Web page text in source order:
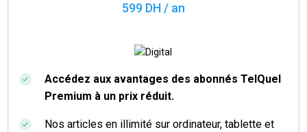
599 DH / an
Accédez aux avantages des abonnés TelQuel
Premium à un prix réduit.
Nos articles en illimité sur ordinateur, tablette et